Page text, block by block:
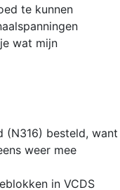
te kunnen
wat mijn
(N316) besteld, want
weer mee
in VCDS